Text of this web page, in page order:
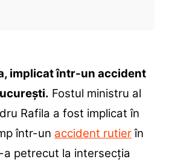
implicat într-un accident
Fostul ministru al
Rafila a fost implicat în
într-un accident rutierîn
a petrecut la intersecția